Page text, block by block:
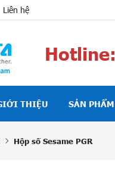
Liên hệ
Hotline:
THIỆU SẢN PHẨM
Hộp số Sesame PGR